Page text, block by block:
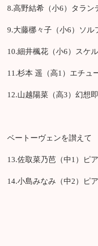
8.高野結希（小6）タラン
9.大藤梛々子（小6）ソル
10.細井楓花（小6）スケ
11.杉本 遥（高1）エチュ
12.山越陽菜（高3）幻想
ベートーヴェンを讃えて
13.佐取菜乃芭（中1）ピ
14.小島みなみ（中2）ピ